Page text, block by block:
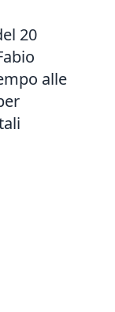
20
alle